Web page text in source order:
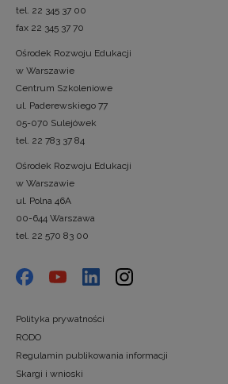
tel. 22 345 37 00
fax 22 345 37 70
Ośrodek Rozwoju Edukacji
w Warszawie
Centrum Szkoleniowe
ul. Paderewskiego 77
05-070 Sulejówek
tel. 22 783 37 84
Ośrodek Rozwoju Edukacji
w Warszawie
ul. Polna 46A
00-644 Warszawa
tel. 22 570 83 00
Polityka prywatności
RODO
Regulamin publikowania informacji
Skargi i wnioski